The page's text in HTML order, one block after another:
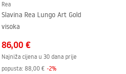
NE
_5.pdf
Rea
Slavina Rea Lungo Art Gold
visoka
86,00 €
Najniža cijena u 30 dana prije
popusta: 88,00 € -2%